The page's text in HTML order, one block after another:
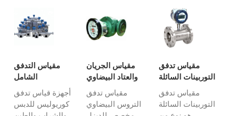
هو نوع من زيت
الطعام ، لذلك
يجب أن يكون
من مادة الفولاذ
المقاوم للصدأ ،
سعر ، لدينا مادة
الفولاذ المقاوم
للصدأ لمستشعر
أنبوب مستشعر
التدفق تتماشى
مع مرور السائل.
حجم مستشعر
مقياس التدفق
متاح: DN4
toDN100.Pro ...
مقياس التدفق
الشامل
كوريوليس
أجهزة قياس تدفق
كوريوليس للدبس
مقياس الجريان
والعتاد البيضاوي
مقياس تدفق
التروس البيضاوي
مقياس تدفق
التوربينات السائلة
مقياس تدفق
التوربينات السائلة